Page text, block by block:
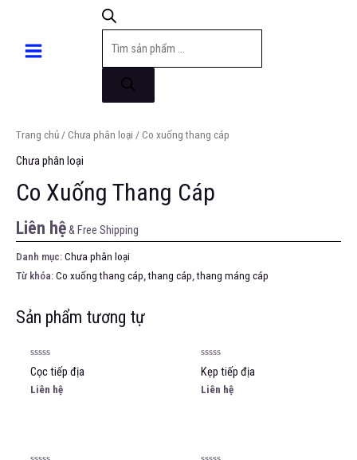
Trang chủ / Chưa phân loại / Co xuống thang cáp
Chưa phân loại
Co Xuống Thang Cáp
Liên hệ& Free Shipping
Danh mục: Chưa phân loại
Từ khóa: Co xuống thang cáp ,thang cáp ,thang máng cáp
Sản phẩm tương tự
Được
xếp
hạng
0
Cọc tiếp địa
Liên hệ
Được
xếp
hạng
0
Kẹp tiếp địa
Liên hệ